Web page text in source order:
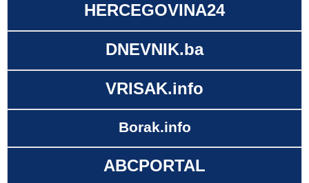
HERCEGOVINA24
DNEVNIK.ba
VRISAK.info
Borak.info
ABCPORTAL